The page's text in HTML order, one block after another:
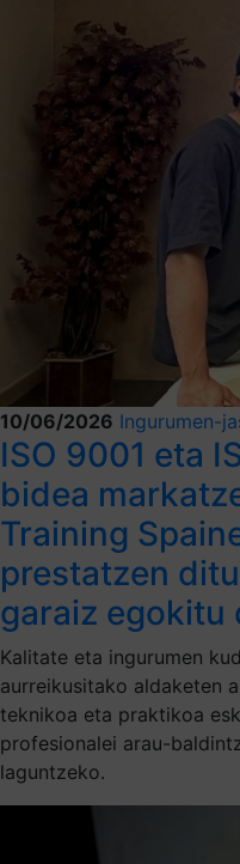
10/06/2026 Ingurumen-
ISO 9001 eta
bidea
Training
prestatzen
garaiz egokitu
Kalitate eta ingurumen
aurreikusitako aldaketen
teknikoa eta praktikoa
profesionalei arau-
laguntzeko.